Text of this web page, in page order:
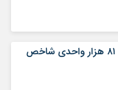
شوک به بورس تهران؛ رشد ۸۱ هزار واحدی شاخص